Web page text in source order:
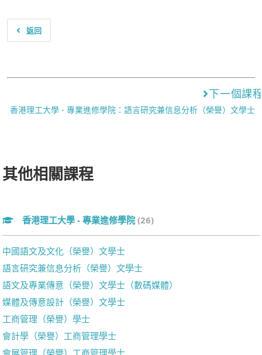
返回
下一個課
香港理工大學 - 專業進修學院：語言研究兼信息分析（榮譽）文學士
其他相關課程
香港理工大學 - 專業進修學院 (26)
中國語文及文化（榮譽）文學士
語言研究兼信息分析（榮譽）文學士
語文及專業傳意（榮譽）文學士（數碼媒體）
媒體及傳意設計（榮譽）文學士
工商管理（榮譽）學士
會計學（榮譽）工商管理學士